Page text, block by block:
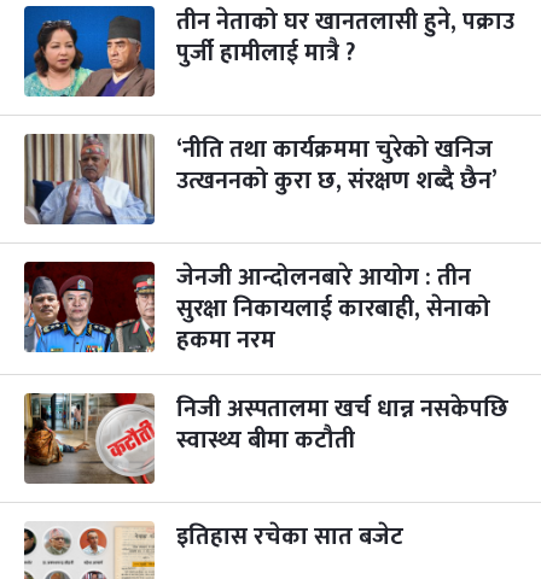
तीन नेताको घर खानतलासी हुने, पक्राउ
पुर्जी हामीलाई मात्रै ?
‘नीति तथा कार्यक्रममा चुरेको खनिज
उत्खननको कुरा छ, संरक्षण शब्दै छैन’
जेनजी आन्दोलनबारे आयोग : तीन
सुरक्षा निकायलाई कारबाही, सेनाको
हकमा नरम
निजी अस्पतालमा खर्च धान्न नसकेपछि
स्वास्थ्य बीमा कटौती
इतिहास रचेका सात बजेट